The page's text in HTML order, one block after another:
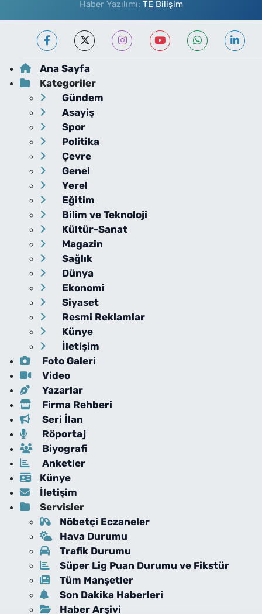
Haber Yazılımı: TE Bilişim
Ana Sayfa
Kategoriler
Gündem
Asayiş
Spor
Politika
Çevre
Genel
Yerel
Eğitim
Bilim ve Teknoloji
Kültür-Sanat
Magazin
Sağlık
Dünya
Ekonomi
Siyaset
Resmi Reklamlar
Künye
İletişim
Foto Galeri
Video
Yazarlar
Firma Rehberi
Seri İlan
Röportaj
Biyografi
Anketler
Künye
İletişim
Servisler
Nöbetçi Eczaneler
Hava Durumu
Trafik Durumu
Süper Lig Puan Durumu ve Fikstür
Tüm Manşetler
Son Dakika Haberleri
Haber Arşivi